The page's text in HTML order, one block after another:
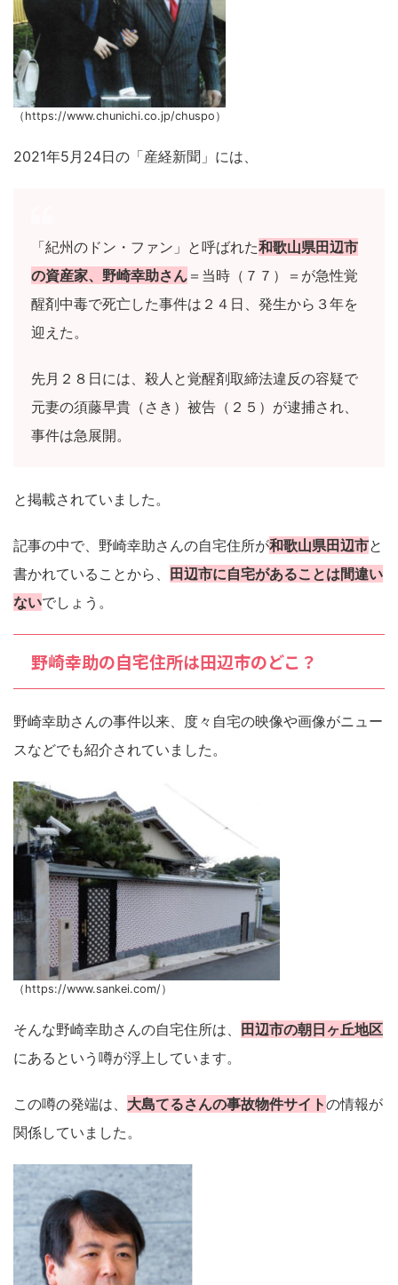
（https://www.chunichi.co.jp/chuspo）
2021年5月24日の「産経新聞」には、
「紀州のドン・ファン」と呼ばれた和歌山県田辺市
の資産家、野崎幸助さん ＝当時（７７）＝が急性覚
醒剤中毒で死亡した事件は２４日、発生から３年を
迎えた。
先月２８日には、殺人と覚醒剤取締法違反の容疑で
元妻の須藤早貴（さき）被告（２５）が逮捕され、
事件は急展開。
と掲載されていました。
記事の中で、野崎幸助さんの自宅住所が和歌山県田辺市と
書かれていることから、
田辺市に自宅があることは間違い
ないでしょう。
野崎幸助の自宅住所は田辺市のどこ？
野崎幸助さんの事件以来、度々自宅の映像や画像がニュー
スなどでも紹介されていました。
（https://www.sankei.com/）
そんな野崎幸助さんの自宅住所は、
田辺市の朝日ヶ丘地区
にあるという噂が浮上しています。
この噂の発端は、 大島てるさんの事故物件サイトの情報が
関係していました。